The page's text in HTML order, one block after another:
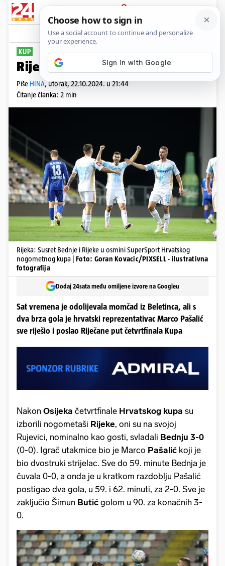
PRIJAVA
Sport Komentari
KUP
Rijeka rutinski izbacila Bednju
Piše HINA,utorak, 22.10.2024. u 21:44
Čitanje članka: 2 min
Rijeka: Susret Bednje i Rijeke u osmini SuperSport Hrvatskog
nogometnog kupa | Foto: Goran Kovacic/PIXSELL - ilustrativna
fotografija
Dodaj 24sata među omiljene izvore na Googleu
Sat vremena je odolijevala momčad iz Beletinca, ali s
dva brza gola je hrvatski reprezentativac Marco Pašalić
sve riješio i poslao Riječane put četvrtfinala Kupa
Nakon Osijeka četvrtfinale Hrvatskog kupa su
izborili nogometaši Rijeke, oni su na svojoj
Rujevici, nominalno kao gosti, svladali Bednju 3-0
(0-0). Igrač utakmice bio je Marco Pašalić koji je
bio dvostruki strijelac. Sve do 59. minute Bednja je
čuvala 0-0, a onda je u kratkom razdoblju Pašalić
postigao dva gola, u 59. i 62. minuti, za 2-0. Sve je
zaključio Šimun Butić golom u 90. za konačnih 3-
0.